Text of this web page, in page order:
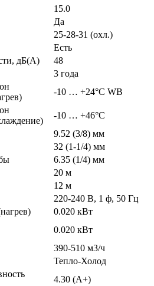
15.0
Да
25-28-31 (охл.)
Есть
дБ(А)
48
3 года
-10 … +24°C WB
-10 … +46°C
9.52 (3/8) мм
32 (1-1/4) мм
6.35 (1/4) мм
20 м
12 м
220-240 В, 1 ф, 50 Гц
0.020 кВт
0.020 кВт
390-510 м3/ч
Тепло-Холод
4.30 (A+)